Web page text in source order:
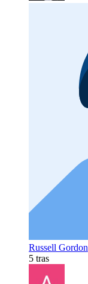
Russell Gordon
5 tras